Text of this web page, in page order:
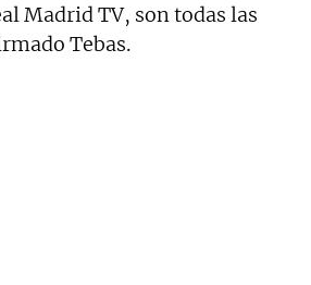
Madrid TV, son todas las
Tebas.